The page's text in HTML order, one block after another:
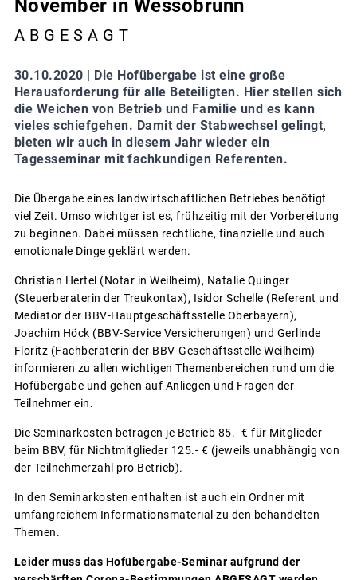
November in Wessobrunn
A B G E S A G T
30.10.2020 | Die Hofübergabe ist eine große
Herausforderung für alle Beteiligten. Hier stellen sich
die Weichen von Betrieb und Familie und es kann
vieles schiefgehen. Damit der Stabwechsel gelingt,
bieten wir auch in diesem Jahr wieder ein
Tagesseminar mit fachkundigen Referenten.
Die Übergabe eines landwirtschaftlichen Betriebes benötigt
viel Zeit. Umso wichtger ist es, frühzeitig mit der Vorbereitung
zu beginnen. Dabei müssen rechtliche, finanzielle und auch
emotionale Dinge geklärt werden.
Christian Hertel (Notar in Weilheim), Natalie Quinger
(Steuerberaterin der Treukontax), Isidor Schelle (Referent und
Mediator der BBV-Hauptgeschäftsstelle Oberbayern),
Joachim Höck (BBV-Service Versicherungen) und Gerlinde
Floritz (Fachberaterin der BBV-Geschäftsstelle Weilheim)
informieren zu allen wichtigen Themenbereichen rund um die
Hofübergabe und gehen auf Anliegen und Fragen der
Teilnehmer ein.
Die Seminarkosten betragen je Betrieb 85.- € für Mitglieder
beim BBV, für Nichtmitglieder 125.- € (jeweils unabhängig von
der Teilnehmerzahl pro Betrieb).
In den Seminarkosten enthalten ist auch ein Ordner mit
umfangreichem Informationsmaterial zu den behandelten
Themen.
Leider muss das Hofübergabe-Seminar aufgrund der